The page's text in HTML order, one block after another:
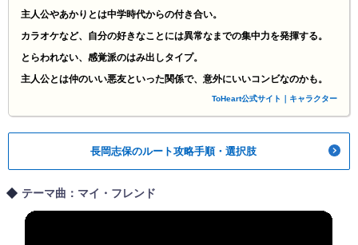
主人公やあかりとは中学時代からの付き合い。
カラオケなど、自分の好きなことには異常なまでの集中力を発揮する。
とらわれない、感覚派のはみ出しタイプ。
主人公とは仲のいい悪友といった関係で、意外にいいコンビなのかも。
ToHeart公式サイト｜キャラクター
長岡志保のルート攻略手順・選択肢
テーマ曲：マイ・フレンド